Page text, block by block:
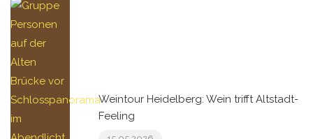
Weintour Heidelberg: Wein trifft Altstadt-
Feeling